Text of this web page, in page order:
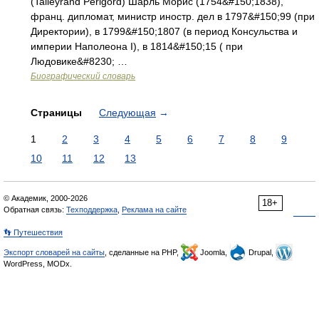
франц. дипломат, министр иностр. дел в 1797&#150;99 (при
Директории), в 1799&#150;1807 (в период Консульства и
империи Наполеона I), в 1814&#150;15 ( при
Людовике&#8230; …
Биографический словарь
Страницы Следующая →
1 2 3 4 5 6 7 8
9
10
11 12 13
18+
© Академик, 2000-2026
Обратная связь: Техподдержка Реклама на сайте
👣 Путешествия
Экспорт словарей на сайты , сделанные на PHP, Joomla,
Drupal,
WordPress, MODx.